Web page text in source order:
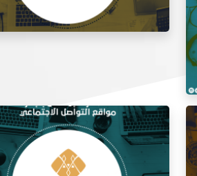
إدارة مواقع التواصل الاجتماعي
مطعم الشام